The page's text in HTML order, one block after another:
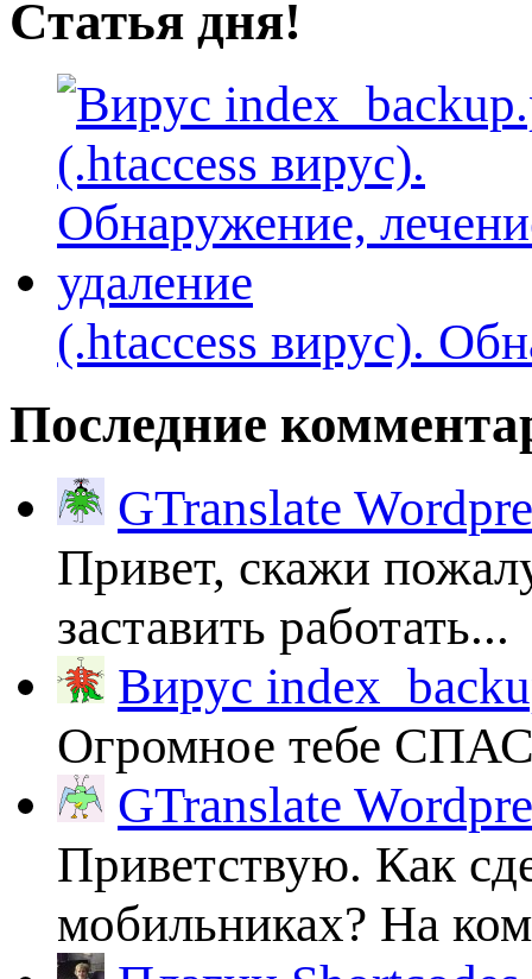
Статья дня!
(.htaccess вируc).
Последние
GTranslate
Привет, скажи
заставить работать...
Вирус
Огромное тебе
GTranslate
Приветствую. Как
мобильниках? На